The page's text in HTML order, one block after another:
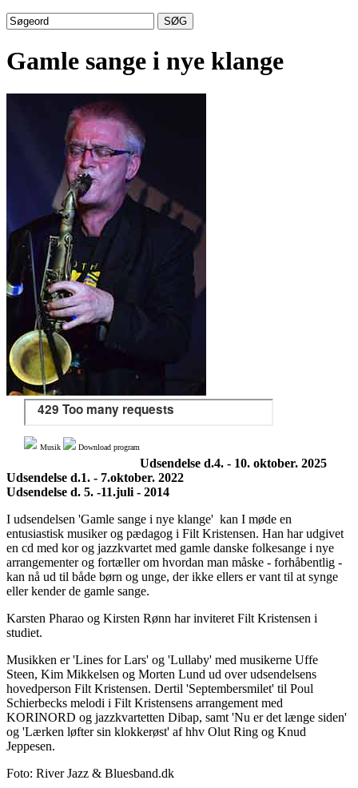
Gamle sange i nye klange
Musik Download program
Udsendelse d.4. - 10. oktober. 2025
Udsendelse d.1. - 7.oktober. 2022
Udsendelse d. 5. -11.juli - 2014
I udsendelsen 'Gamle sange i nye klange' kan I møde en
entusiastisk musiker og pædagog i Filt Kristensen. Han har udgivet
en cd med kor og jazzkvartet med gamle danske folkesange i nye
arrangementer og fortæller om hvordan man måske - forhåbentlig -
kan nå ud til både børn og unge, der ikke ellers er vant til at synge
eller kender de gamle sange.
Karsten Pharao og Kirsten Rønn har inviteret Filt Kristensen i
studiet.
Musikken er 'Lines for Lars' og 'Lullaby' med musikerne Uffe
Steen, Kim Mikkelsen og Morten Lund ud over udsendelsens
hovedperson Filt Kristensen. Dertil 'Septembersmilet' til Poul
Schierbecks melodi i Filt Kristensens arrangement med
KORINORD og jazzkvartetten Dibap, samt 'Nu er det længe siden'
og 'Lærken løfter sin klokkerøst' af hhv Olut Ring og Knud
Jeppesen.
Foto: River Jazz & Bluesband.dk